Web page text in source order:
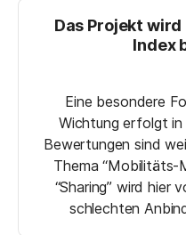
Das Projekt
Index
Eine besondere
Wichtung erfolgt in
Bewertungen sind
Thema “Mobilitäts-
“Sharing” wird hier
schlechten